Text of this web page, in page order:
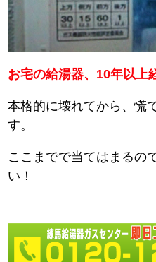
お宅の給湯器、10年以上
本格的に壊れてから、慌
す。
ここまでで当てはまるの
い！